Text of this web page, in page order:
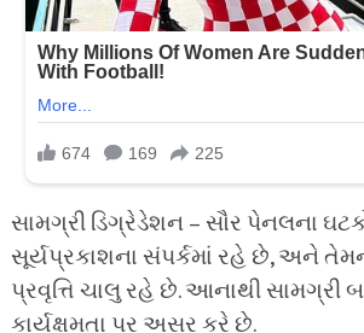
સામગ્રી ડિગ્રેડેશન – સૌર પેનલના
સૂર્યપ્રકાશના સંપર્કમાં રહે છે, અને
પ્રવૃત્તિ ચાલુ રહે છે. આનાથી સામગ્રી